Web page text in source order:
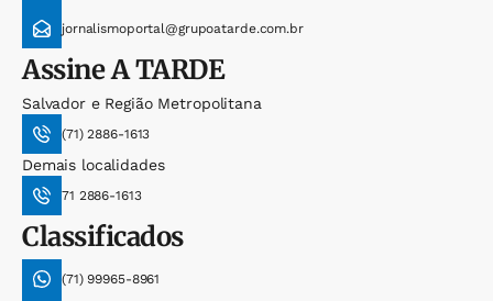
jornalismoportal@grupoatarde.com.br
AssineA TARDE
Salvador e Região Metropolitana
(71) 2886-1613
Demais localidades
71 2886-1613
Classificados
(71) 99965-8961